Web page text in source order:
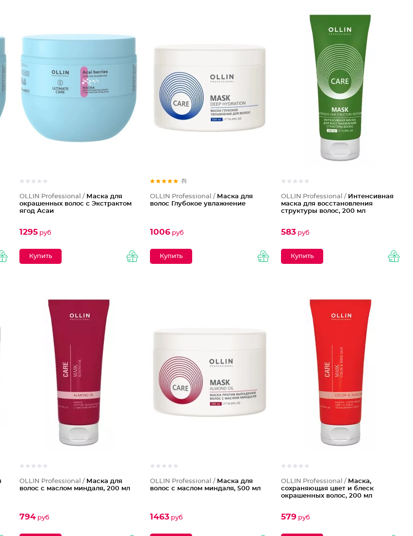
OLLIN Professional / Маска для
окрашенных волос с Экстрактом
ягод Асаи
1295руб
(1)
OLLIN Professional / Маска для
волос Глубокое увлажнение
1006 руб
OLLIN Professional / Интенсивная
маска для восстановления
структуры волос, 200 мл
583руб
OLLIN Professional / Маска для
волос с маслом миндаля, 200 мл
794руб
OLLIN Professional / Маска для
волос с маслом миндаля, 500 мл
1463 руб
OLLIN Professional / Маска,
сохраняющая цвет и блеск
окрашенных волос, 200 мл
579руб